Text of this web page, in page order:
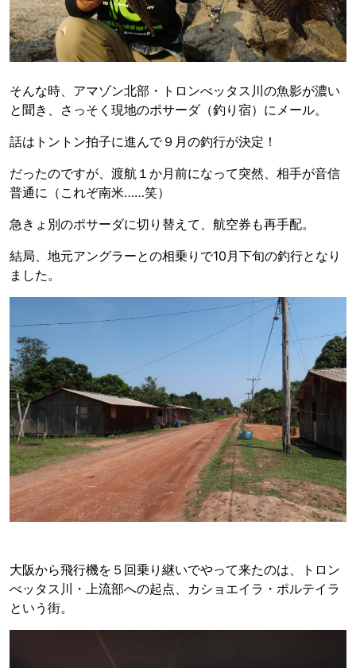
そんな時、アマゾン北部・トロンべッタス川の魚影が濃い
と聞き、さっそく現地のポサーダ（釣り宿）にメール。
話はトントン拍子に進んで９月の釣行が決定！
だったのですが、渡航１か月前になって突然、相手が音信
普通に（これぞ南米……笑）
急きょ別のポサーダに切り替えて、航空券も再手配。
結局、地元アングラーとの相乗りで10月下旬の釣行となり
ました。
大阪から飛行機を５回乗り継いでやって来たのは、トロン
べッタス川・上流部への起点、カショエイラ・ポルテイラ
という街。